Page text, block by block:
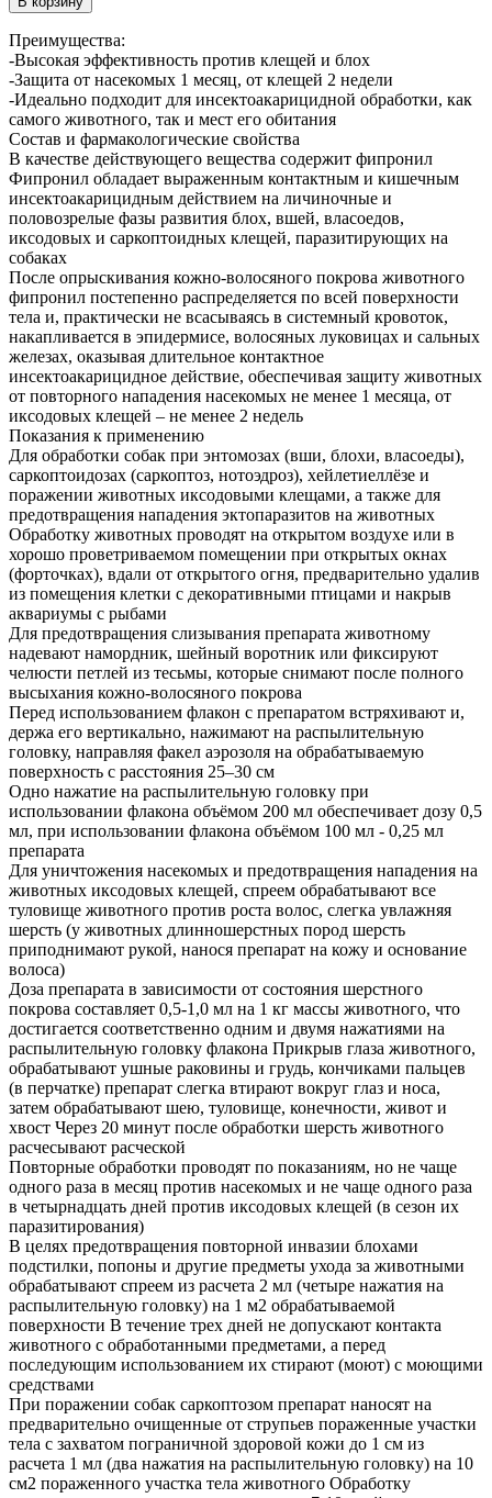
Преимущества:
-Высокая эффективность против клещей и блох
-Защита от насекомых 1 месяц, от клещей 2 недели
-Идеально подходит для инсектоакарицидной обработки, как
самого животного, так и мест его обитания
Состав и фармакологические свойства
В качестве действующего вещества содержит фипронил
Фипронил обладает выраженным контактным и кишечным
инсектоакарицидным действием на личиночные и
половозрелые фазы развития блох, вшей, власоедов,
иксодовых и саркоптоидных клещей, паразитирующих на
собаках
После опрыскивания кожно-волосяного покрова животного
фипронил постепенно распределяется по всей поверхности
тела и, практически не всасываясь в системный кровоток,
накапливается в эпидермисе, волосяных луковицах и сальных
железах, оказывая длительное контактное
инсектоакарицидное действие, обеспечивая защиту животных
от повторного нападения насекомых не менее 1 месяца, от
иксодовых клещей – не менее 2 недель
Показания к применению
Для обработки собак при энтомозах (вши, блохи, власоеды),
саркоптоидозах (саркоптоз, нотоэдроз), хейлетиеллёзе и
поражении животных иксодовыми клещами, а также для
предотвращения нападения эктопаразитов на животных
Обработку животных проводят на открытом воздухе или в
хорошо проветриваемом помещении при открытых окнах
(форточках), вдали от открытого огня, предварительно удалив
из помещения клетки с декоративными птицами и накрыв
аквариумы с рыбами
Для предотвращения слизывания препарата животному
надевают намордник, шейный воротник или фиксируют
челюсти петлей из тесьмы, которые снимают после полного
высыхания кожно-волосяного покрова
Перед использованием флакон с препаратом встряхивают и,
держа его вертикально, нажимают на распылительную
головку, направляя факел аэрозоля на обрабатываемую
поверхность с расстояния 25–30 см
Одно нажатие на распылительную головку при
использовании флакона объёмом 200 мл обеспечивает дозу 0,5
мл, при использовании флакона объёмом 100 мл - 0,25 мл
препарата
Для уничтожения насекомых и предотвращения нападения на
животных иксодовых клещей, спреем обрабатывают все
туловище животного против роста волос, слегка увлажняя
шерсть (у животных длинношерстных пород шерсть
приподнимают рукой, нанося препарат на кожу и основание
волоса)
Доза препарата в зависимости от состояния шерстного
покрова составляет 0,5-1,0 мл на 1 кг массы животного, что
достигается соответственно одним и двумя нажатиями на
распылительную головку флакона Прикрыв глаза животного,
обрабатывают ушные раковины и грудь, кончиками пальцев
(в перчатке) препарат слегка втирают вокруг глаз и носа,
затем обрабатывают шею, туловище, конечности, живот и
хвост Через 20 минут после обработки шерсть животного
расчесывают расческой
Повторные обработки проводят по показаниям, но не чаще
одного раза в месяц против насекомых и не чаще одного раза
в четырнадцать дней против иксодовых клещей (в сезон их
паразитирования)
В целях предотвращения повторной инвазии блохами
подстилки, попоны и другие предметы ухода за животными
обрабатывают спреем из расчета 2 мл (четыре нажатия на
распылительную головку) на 1 м2 обрабатываемой
поверхности В течение трех дней не допускают контакта
животного с обработанными предметами, а перед
последующим использованием их стирают (моют) с моющими
средствами
При поражении собак саркоптозом препарат наносят на
предварительно очищенные от струпьев пораженные участки
тела с захватом пограничной здоровой кожи до 1 см из
расчета 1 мл (два нажатия на распылительную головку) на 10
см2 пораженного участка тела животного Обработку